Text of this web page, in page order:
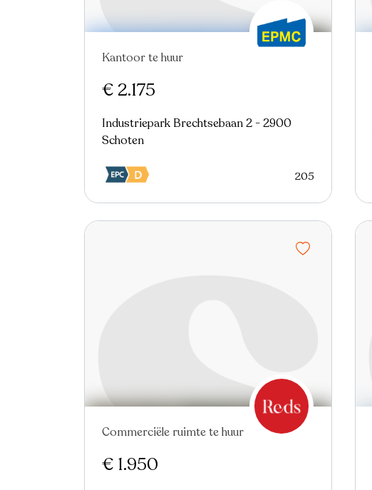
Kantoor te huur
€ 2.175
Industriepark Brechtsebaan 2 - 2900
Schoten
205
Commerciële ruimte te huur
€ 1.950